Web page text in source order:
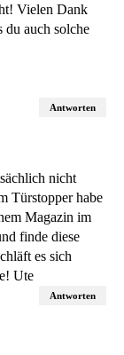
Vielen Dank
du auch solche
nicht
Türstopper habe
Magazin im
finde diese
es sich
Ute
Antworten
Antworten